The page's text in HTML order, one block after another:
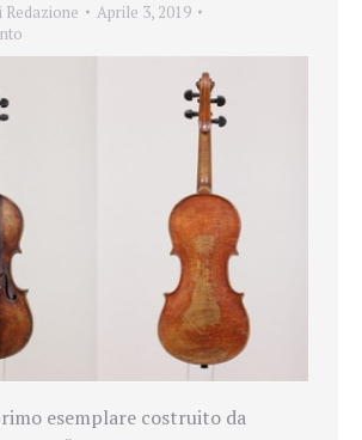
Redazione
Aprile 3, 2019
esemplare costruito da